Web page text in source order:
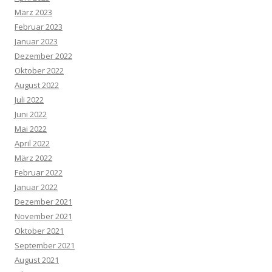
März 2023
Februar 2023
Januar 2023
Dezember 2022
Oktober 2022
August 2022
Juli 2022
Juni 2022
Mai 2022
April 2022
März 2022
Februar 2022
Januar 2022
Dezember 2021
November 2021
Oktober 2021
September 2021
August 2021